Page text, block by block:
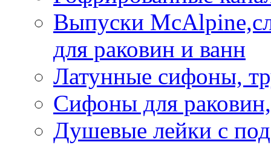
Выпуски
для раковин и ванн
Латунные сифоны,
Сифоны для
Душевые лейки с